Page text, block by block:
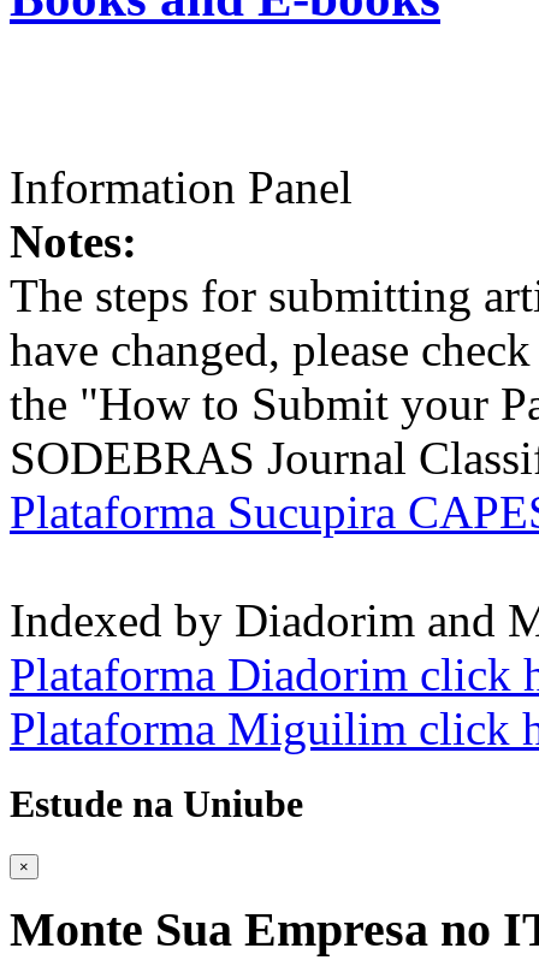
Information Panel
Notes:
The steps for submitting
have changed, please
the "How to Submit your
SODEBRAS Journal
Plataforma Sucupira
Indexed by Diadorim and
Plataforma Diadorim click
Plataforma Miguilim click
Estude na Uniube
×
Monte Sua Empresa no